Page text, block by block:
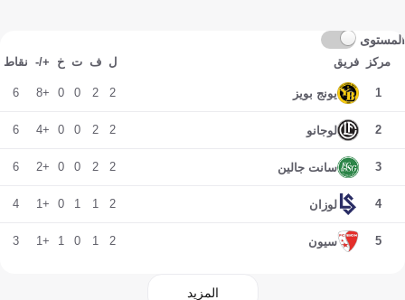
المستوى
مركز فريق ل ف ت خ +/- نقاط
1 يونج بويز 2
2
0
0
+8
6
2 لوجانو 2
2
0
0
+4
6
3 سانت جالين 2
2
0
0
+2
6
4 لوزان 2
1
1
0
+1
4
5 سيون 2
1
0
1
+1
3
المزيد